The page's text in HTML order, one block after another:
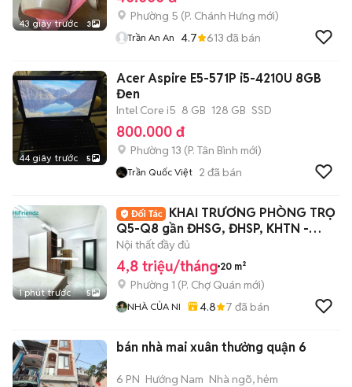
43 giây trước 3
Phường 5 (P. Chánh Hưng mới)
Trần An An 4.7 613 đã bán
44 giây trước 5
Acer Aspire E5-571P i5-4210U 8GB
Đen
Intel Core i5 8 GB 128 GB SSD
800.000 đ
Phường 13 (P. Tân Bình mới)
Trần Quốc Việt 2 đã bán
1 phút trước 5
KHAI TRƯƠNG PHÒNG TRỌ
Q5-Q8 gần ĐHSG, ĐHSP, KHTN -
1,2ng ở - An ninh
Nội thất đầy đủ
4,8 triệu/tháng 20 m²
Phường 1 (P. Chợ Quán mới)
NHÀ CỦA NI 4.8 7 đã bán
bán nhà mai xuân thưởng quận 6
6 PN Hướng Nam Nhà ngõ, hẻm